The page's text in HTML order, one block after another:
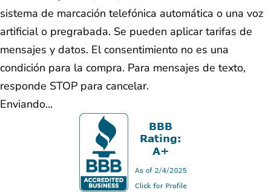
sistema de marcación telefónica automática o una voz
artificial o pregrabada. Se pueden aplicar tarifas de
mensajes y datos. El consentimiento no es una
condición para la compra. Para mensajes de texto,
responde STOP para cancelar.
Enviando...